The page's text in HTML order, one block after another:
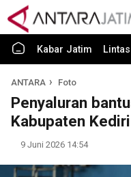
Kabar Jatim
ANTARA Foto
Penyaluran
Kabupaten Kediri
9 Juni 2026 14:54